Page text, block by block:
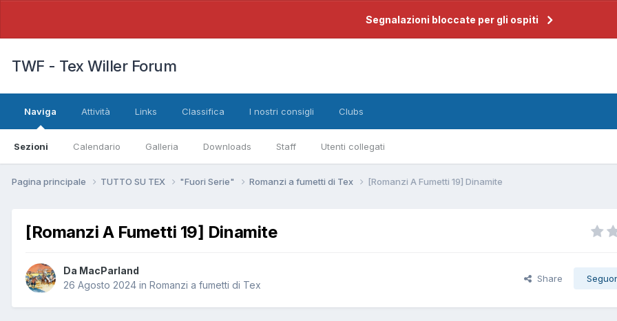
Segnalazioni bloccate per gli ospiti
TWF - Tex Willer Forum
Naviga
Sezioni Calendario Galleria Downloads Staff Utenti collegati
Attività Links Classifica I nostri consigli Clubs
Pagina principale TUTTO SU TEX "Fuori Serie" Romanzi a fumetti di Tex [Romanzi A Fumetti 19] Dinamite
[Romanzi A Fumetti 19] Dinamite
Da MacParland
26 Agosto 2024 in Romanzi a fumetti di Tex
Share